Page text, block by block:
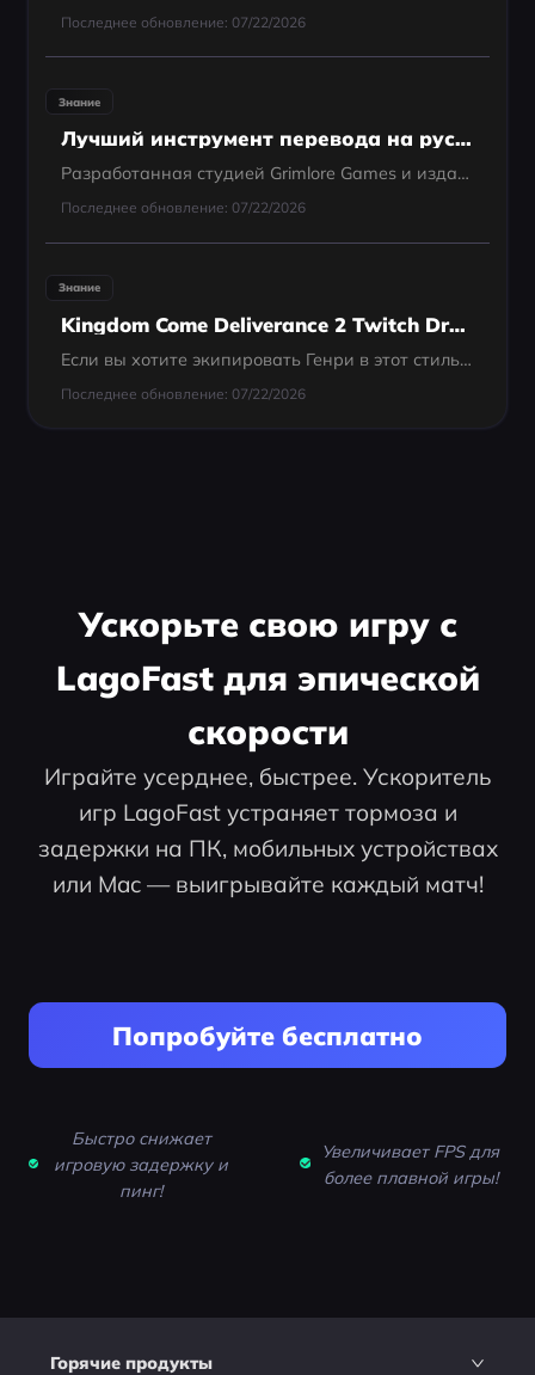
Последнее обновление: 07/22/2026
Знание
Лучший инструмент перевода на русский язык для Titan Quest 2
Разработанная студией Grimlore Games и изданная THQ Nordic, эта action-RPG продолжает наследие классики 2006 года, предлагая современные механики, впечатляющую графику и более глубокий сюжет. Если вы хотите погрузиться в эпические приключения, но сталкива
Последнее обновление: 07/22/2026
Знание
Kingdom Come Deliverance 2 Twitch Drops: Получите доспехи Warhor
Если вы хотите экипировать Генри в этот стильный и прочный доспех, вам нужно принять участие в кампании Twitch Drops для Kingdom Come Deliverance 2. В этом руководстве мы расскажем обо всем, что вам нужно знать: от расписания Twitch Drops до способов их п
Последнее обновление: 07/22/2026
Ускорьте свою игру с
LagoFast для эпической
скорости
Играйте усерднее, быстрее. Ускоритель
игр LagoFast устраняет тормоза и
задержки на ПК, мобильных устройствах
или Mac — выигрывайте каждый матч!
Попробуйте бесплатно
Быстро снижает
игровую задержку и
пинг!
Увеличивает FPS для
более плавной игры!
Горячие продукты